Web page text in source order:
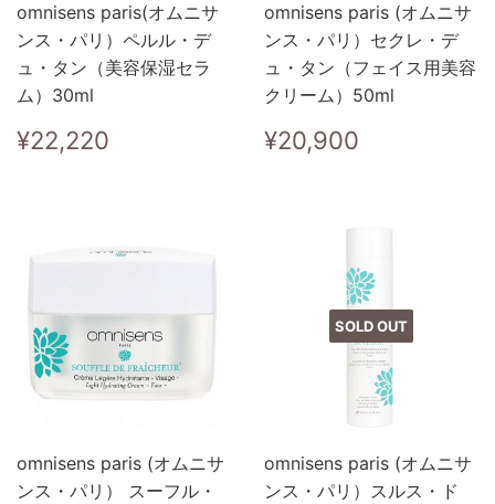
omnisens paris(オムニサ
ンス・パリ）ペルル・デ
ュ・タン（美容保湿セラ
ム）30ml
Regular
price
¥22,220
omnisens paris (オムニサ
ンス・パリ）セクレ・デ
ュ・タン（フェイス用美容
クリーム）50ml
Regular
price
¥20,900
omnisens paris (オムニサ
ンス・パリ） スーフル・
SOLD OUT
omnisens paris (オムニサ
ンス・パリ）スルス・ド